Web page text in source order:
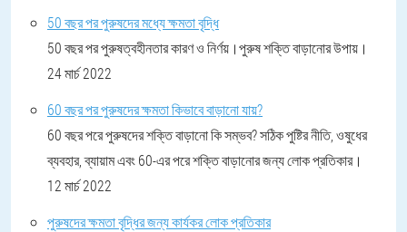
50 বছর পর পুরুষদের মধ্যে ক্ষমতা বৃদ্ধি
50 বছর পর পুরুষত্বহীনতার কারণ ও নির্ণয়।পুরুষ শক্তি বাড়ানোর উপায়।
24 মার্চ 2022
60 বছর পর পুরুষদের ক্ষমতা কিভাবে বাড়ানো যায়?
60 বছর পরে পুরুষদের শক্তি বাড়ানো কি সম্ভব? সঠিক পুষ্টির নীতি, ওষুধের
ব্যবহার, ব্যায়াম এবং 60-এর পরে শক্তি বাড়ানোর জন্য লোক প্রতিকার।
12 মার্চ 2022
পুরুষদের ক্ষমতা বৃদ্ধির জন্য কার্যকর লোক প্রতিকার